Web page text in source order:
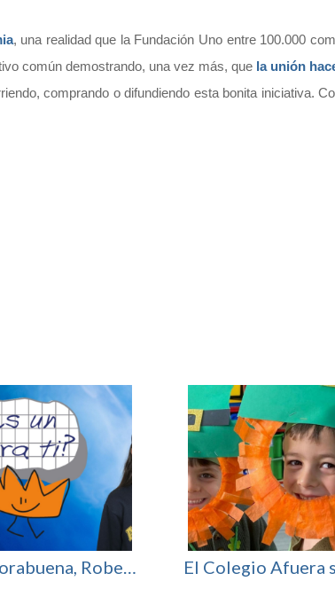
, una realidad que la Fundación Uno entre 100.000
común demostrando, una vez más, que la unión
comprando o difundiendo esta bonita iniciativa.